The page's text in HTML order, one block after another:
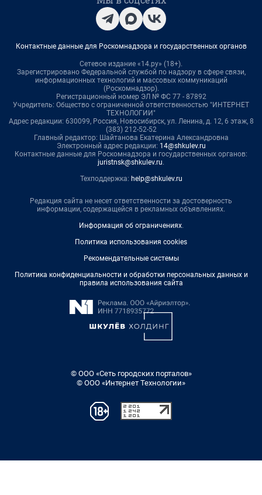
Контактные данные для Роскомнадзора и государственных органов
Сетевое издание «14.ру» (18+).
Зарегистрировано Федеральной службой по надзору в сфере связи,
информационных технологий и массовых коммуникаций
(Роскомнадзор).
Регистрационный номер ЭЛ № ФС 77 - 87892
Учредитель: Общество с ограниченной ответственностью "ИНТЕРНЕТ
ТЕХНОЛОГИИ"
Адрес редакции: 630099, Россия, Новосибирск, ул. Ленина, д. 12, 6 этаж, 8
(383) 212-52-52
Главный редактор: Шайтанова Екатерина Александровна
Электронный адрес редакции: 14@shkulev.ru
Контактные данные для Роскомнадзора и государственных органов:
juristnsk@shkulev.ru.
Техподдержка: help@shkulev.ru
Редакция сайта не несет ответственности за достоверность
информации, содержащейся в рекламных объявлениях.
Информация об ограничениях.
Политика использования cookies
Рекомендательные системы
Политика конфиденциальности и обработки персональных данных и
правила использования сайта
© ООО «Сеть городских порталов»
© ООО «Интернет Технологии»